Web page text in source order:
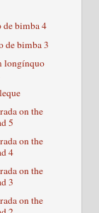
de bimba 4
de bimba 3
longínquo
on the
5
on the
4
on the
3
on the